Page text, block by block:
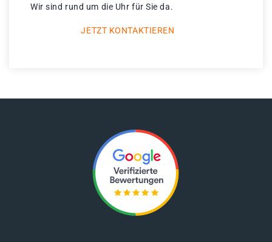
Wir sind rund um die Uhr für Sie da.
JETZT KONTAKTIEREN